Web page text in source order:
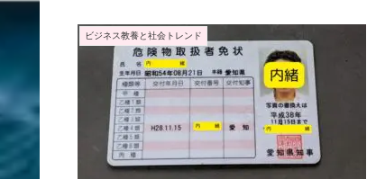
ビジネス教養と社会トレンド